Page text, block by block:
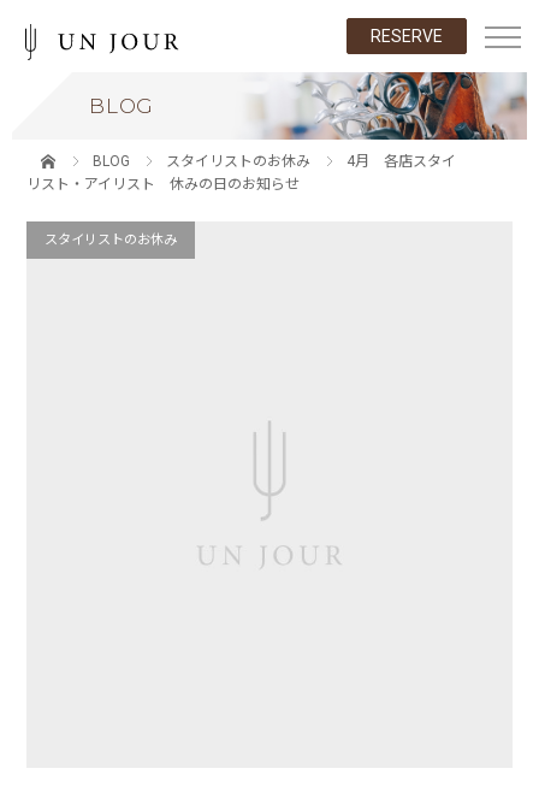
RESERVE
BLOG
BLOG スタイリストのお休み
4月 各店スタイ
リスト・アイリスト 休みの日のお知らせ
スタイリストのお休み